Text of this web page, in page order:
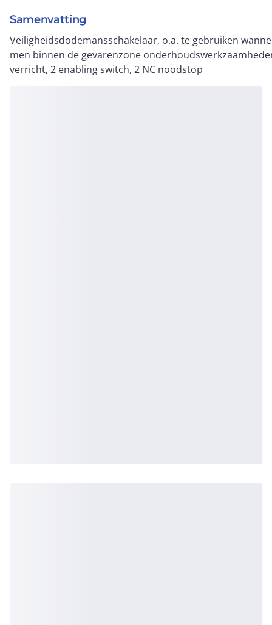
Samenvatting
Veiligheidsdodemansschakelaar, o.a. te gebruiken
men binnen de gevarenzone
verricht, 2 enabling switch, 2 NC noodstop